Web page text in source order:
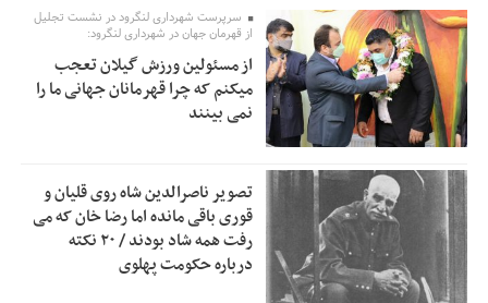
0:58
تسهیلات اشتغالزایی در اختیار نهادهای حمایتی باید براساس
اولویت‌های گیلان پرداخت شود
2:53
زمان جلسه سرنوشت‌ساز هیات رئیسه فدراسیون فوتبال با حضور
قلعه‌نویی مشخص شد
2:50
دفتر رهبر انقلاب: مطالب خارج از مراجع رسمی فاقد سندیت
2:46
بقائی: فضای مذاکرات فنی و سیاسی ایران و عمان درباره تنگه
هرمز، مثبت است
1:30
رئیس سازمان جهاد کشاورزی استان: کشاورزان گیلان نسبت به
دریافت یارانه کود اقدام کنند
سرپرست شهرداری لنگرود در نشست تجلیل
از قهرمان جهان در شهرداری لنگرود:
از مسئولین ورزش گیلان تعجب
میکنم که چرا قهرمانان جهانی ما را
نمی بینند
تصویر ناصرالدین شاه روی قلیان و
قوری باقی مانده اما رضا خان که می
رفت همه شاد بودند / ۲۰ نکته
درباره حکومت پهلوی